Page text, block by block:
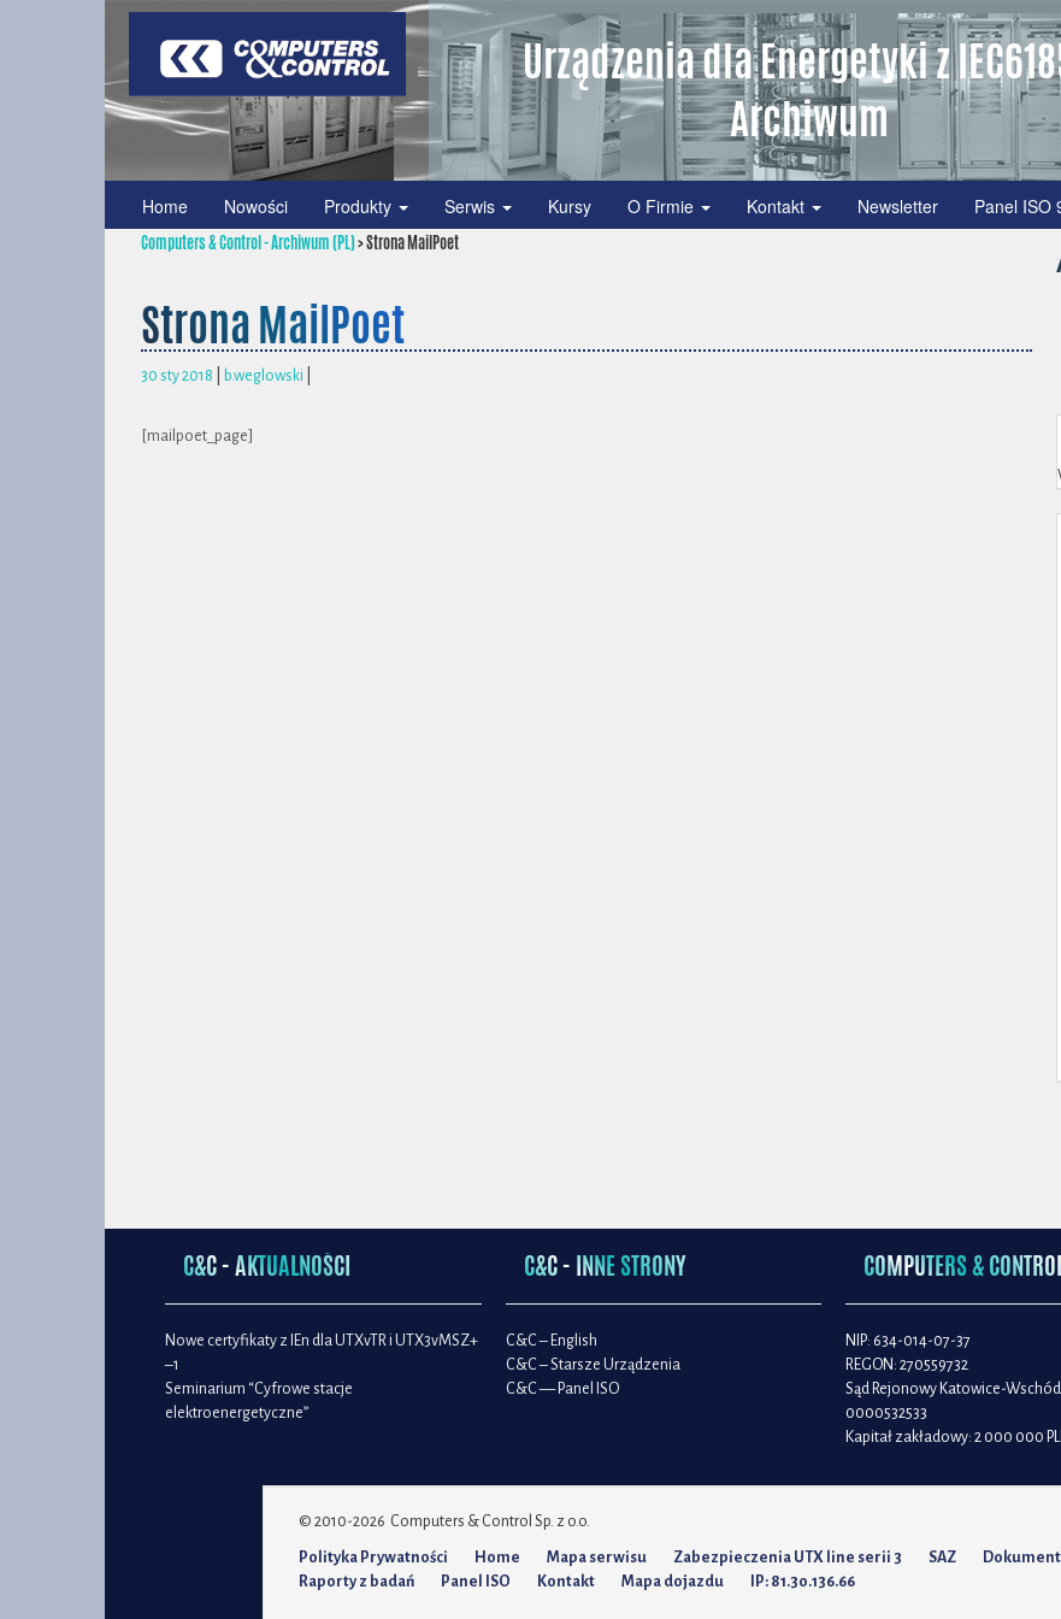
Urządzenia dla Energetyki z
Archiwum
Home Nowości Produkty Serwis Kursy O Firmie Kontakt Newsletter Panel ISO
Computers & Control - Archiwum (PL)>Strona MailPoet
Strona MailPoet
30 sty 2018 b.weglowski
[mailpoet_page]
C&C - AKTUALNOŚCI
Nowe certyfikaty z IEn dla UTXvTR i UTX3vMSZ+
–1
Seminarium “Cyfrowe stacje
elektroenergetyczne”
C&C - INNE STRONY
C&C – English
C&C – Starsze Urządzenia
C&C — Panel ISO
COMPUTERS &
NIP: 634-014-07-37
REGON: 270559732
Sąd Rejonowy Katowice-Wschód
0000532533
Kapitał zakładowy: 2 000 000
© 2010-2026 Computers & Control Sp. z o.o.
Polityka Prywatności Home Mapa serwisu Zabezpieczenia UTX line serii 3 SAZ
Raporty z badań
Panel ISO Kontakt Mapa dojazdu IP: 81.30.136.66